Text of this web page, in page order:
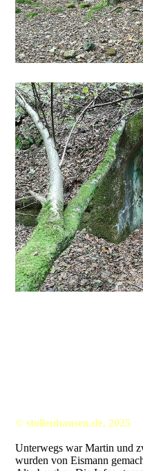
© stollenhausen.de, 2025
Unterwegs war Martin und
wurden von Eismann